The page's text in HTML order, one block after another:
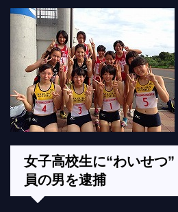
女子高校生に“わいせつ
員の男を逮捕